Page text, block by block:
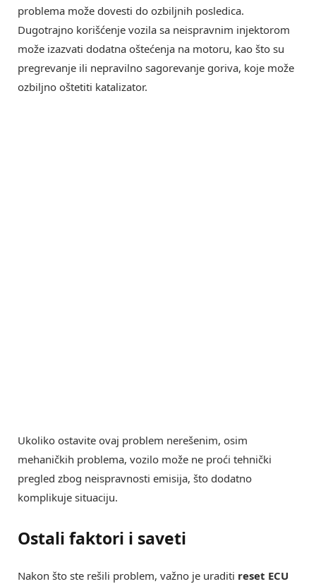
problema može dovesti do ozbiljnih posledica.
Dugotrajno korišćenje vozila sa neispravnim injektorom
može izazvati dodatna oštećenja na motoru, kao što su
pregrevanje ili nepravilno sagorevanje goriva, koje može
ozbiljno oštetiti katalizator.
Ukoliko ostavite ovaj problem nerešenim, osim
mehaničkih problema, vozilo može ne proći tehnički
pregled zbog neispravnosti emisija, što dodatno
komplikuje situaciju.
Ostali faktori i saveti
Nakon što ste rešili problem, važno je uraditi reset ECU